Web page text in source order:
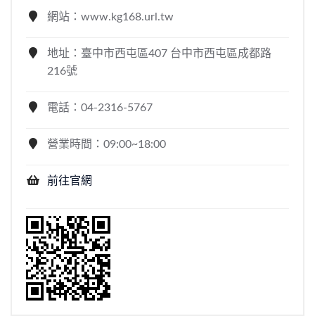
網站：www.kg168.url.tw
地址：臺中市西屯區407 台中市西屯區成都路
216號
電話：04-2316-5767
營業時間：09:00~18:00
前往官網